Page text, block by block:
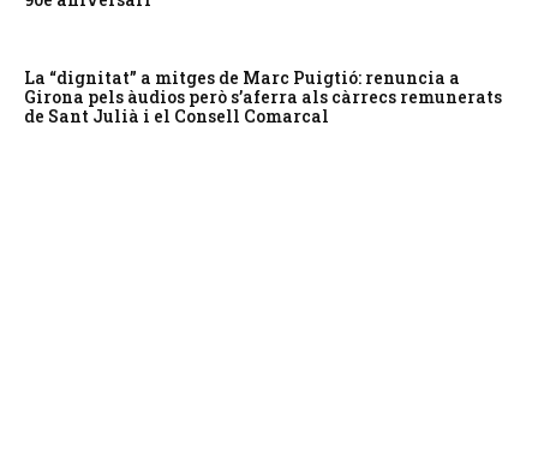
La “dignitat” a mitges de Marc Puigtió: renuncia a
Girona pels àudios però s’aferra als càrrecs remunerats
de Sant Julià i el Consell Comarcal